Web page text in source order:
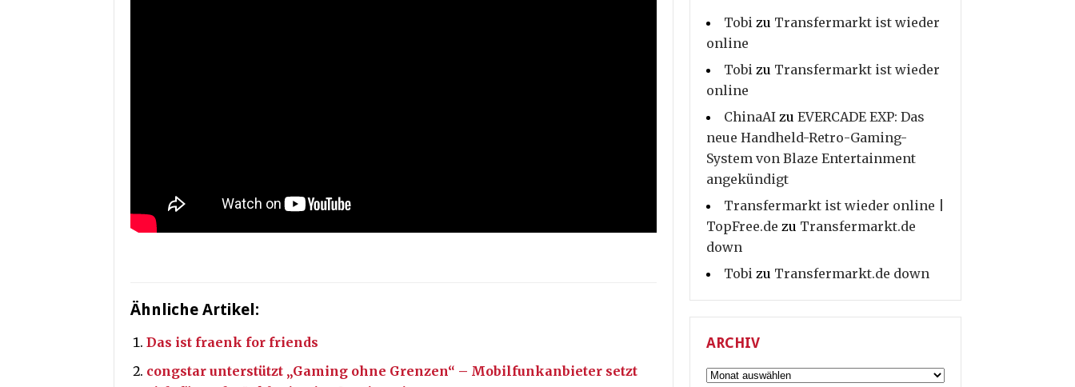
Ähnliche Artikel:
Das ist fraenk for friends
congstar unterstützt „Gaming ohne Grenzen“ – Mobilfunkanbieter setzt
Tobi zu Transfermarkt ist wieder
online
Tobi zu Transfermarkt ist wieder
online
ChinaAI zu EVERCADE EXP: Das
neue Handheld-Retro-Gaming-
System von Blaze Entertainment
angekündigt
Transfermarkt ist wieder online |
TopFree.de zu Transfermarkt.de
down
Tobi zu Transfermarkt.de down
ARCHIV
Archiv